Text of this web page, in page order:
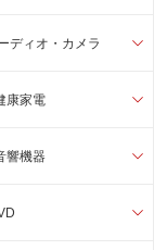
ディオ・カメラ
康家電
響機器